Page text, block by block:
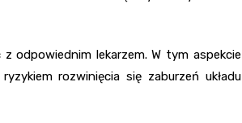
odpowiednim lekarzem. W tym aspekcie
rozwinięcia się zaburzeń układu